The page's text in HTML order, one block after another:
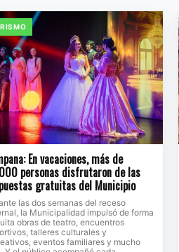
En vacaciones, más de
personas disfrutaron de las
gratuitas del Municipio
las dos semanas del receso
la Municipalidad impulsó de forma
obras de teatro, encuentros
talleres culturales y
eventos familiares y mucho